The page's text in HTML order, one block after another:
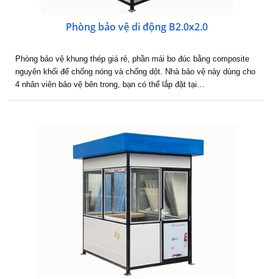
Phòng bảo vệ di động B2.0x2.0
Phòng bảo vệ khung thép giá rẻ, phần mái bo đúc bằng composite
nguyên khối để chống nóng và chống dột. Nhà bảo vệ này dùng cho
4 nhân viên bảo vệ bên trong, bạn có thể lắp đặt tại…